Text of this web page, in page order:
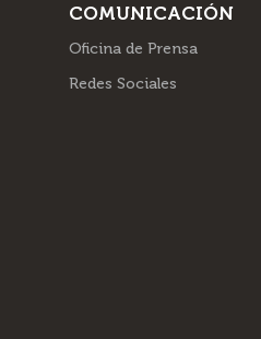
COMUNICACIÓN
Oficina de Prensa
Redes Sociales